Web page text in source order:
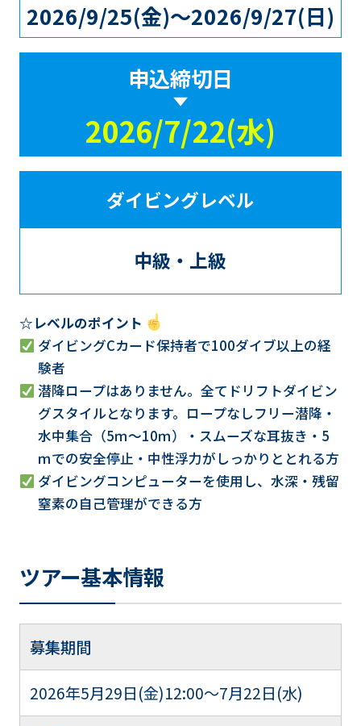
2026/9/25(金)～2026/9/27(日)
申込締切日
2026/7/22(水)
ダイビングレベル
中級・上級
☆レベルのポイント
ダイビングCカード保持者で100ダイブ以上の経
験者
潜降ロープはありません。全てドリフトダイビン
グスタイルとなります。ロープなしフリー潜降・
水中集合（5ｍ～10ｍ）・スムーズな耳抜き・5
ｍでの安全停止・中性浮力がしっかりととれる方
ダイビングコンピューターを使用し、水深・残留
窒素の自己管理ができる方
ツアー基本情報
募集期間
2026年5月29日(金)12:00～7月22日(水)